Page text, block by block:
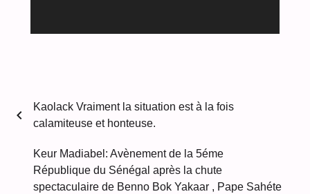
chevron_left
Kaolack Vraiment la situation est à la fois
calamiteuse et honteuse.
Keur Madiabel: Avènement de la 5éme
République du Sénégal après la chute
spectaculaire de Benno Bok Yakaar , Pape Sahéte